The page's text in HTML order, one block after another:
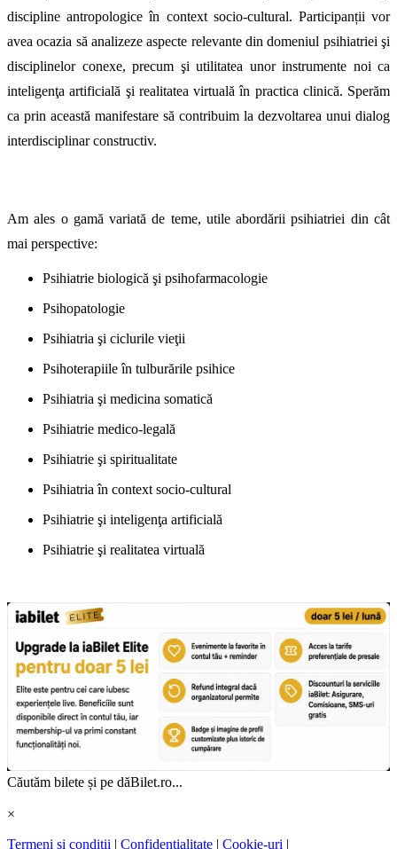
discipline antropologice în context socio-cultural. Participanții vor
avea ocazia să analizeze aspecte relevante din domeniul psihiatriei şi
disciplinelor conexe, precum şi utilitatea unor instrumente noi ca
inteligenţa artificială şi realitatea virtuală în practica clinică. Sperăm
ca prin această manifestare să contribuim la dezvoltarea unui dialog
interdisciplinar constructiv.
Am ales o gamă variată de teme, utile abordării psihiatriei din cât
mai perspective:
Psihiatrie biologică şi psihofarmacologie
Psihopatologie
Psihiatria şi ciclurile vieţii
Psihoterapiile în tulburările psihice
Psihiatria şi medicina somatică
Psihiatrie medico-legală
Psihiatrie şi spiritualitate
Psihiatria în context socio-cultural
Psihiatrie şi inteligenţa artificială
Psihiatrie şi realitatea virtuală
Căutăm bilete și pe dăBilet.ro...
×
Termeni și condiții | Confidențialitate | Cookie-uri |